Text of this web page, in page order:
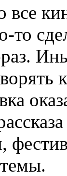
все
то